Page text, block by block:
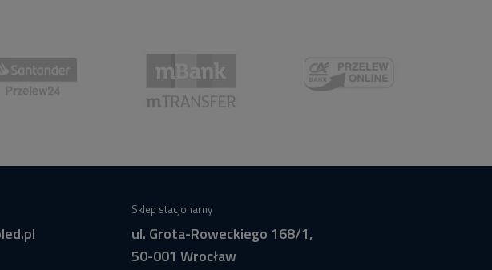
Sklep stacjonarny
ul. Grota-Roweckiego 168/1,
50-001 Wrocław